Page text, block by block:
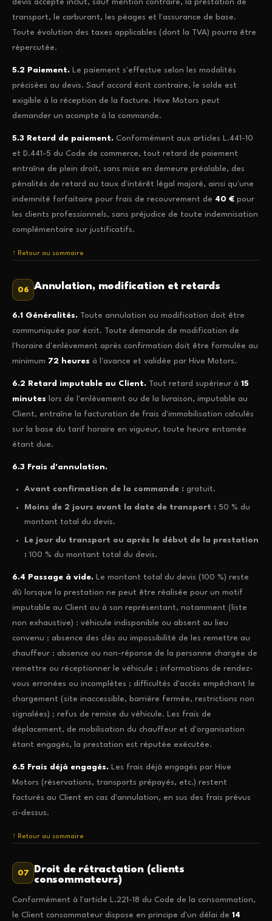
devis accepté inclut, sauf mention contraire, la prestation de
transport, le carburant, les péages et l'assurance de base.
Toute évolution des taxes applicables (dont la TVA) pourra être
répercutée.
5.2 Paiement. Le paiement s'effectue selon les modalités
précisées au devis. Sauf accord écrit contraire, le solde est
exigible à la réception de la facture. Hive Motors peut
demander un acompte à la commande.
5.3 Retard de paiement. Conformément aux articles L.441-10
et D.441-5 du Code de commerce, tout retard de paiement
entraîne de plein droit, sans mise en demeure préalable, des
pénalités de retard au taux d'intérêt légal majoré, ainsi qu'une
indemnité forfaitaire pour frais de recouvrement de 40 € pour
les clients professionnels, sans préjudice de toute indemnisation
complémentaire sur justificatifs.
↑ Retour au sommaire
06 Annulation, modification et retards
6.1 Généralités. Toute annulation ou modification doit être
communiquée par écrit. Toute demande de modification de
l'horaire d'enlèvement après confirmation doit être formulée au
minimum 72 heures à l'avance et validée par Hive Motors.
6.2 Retard imputable au Client. Tout retard supérieur à 15
minutes lors de l'enlèvement ou de la livraison, imputable au
Client, entraîne la facturation de frais d'immobilisation calculés
sur la base du tarif horaire en vigueur, toute heure entamée
étant due.
6.3 Frais d'annulation.
Avant confirmation de la commande : gratuit.
Moins de 2 jours avant la date de transport : 50 % du
montant total du devis.
Le jour du transport ou après le début de la prestation
: 100 % du montant total du devis.
6.4 Passage à vide. Le montant total du devis (100 %) reste
dû lorsque la prestation ne peut être réalisée pour un motif
imputable au Client ou à son représentant, notamment (liste
non exhaustive) : véhicule indisponible ou absent au lieu
convenu ; absence des clés ou impossibilité de les remettre au
chauffeur ; absence ou non-réponse de la personne chargée de
remettre ou réceptionner le véhicule ; informations de rendez-
vous erronées ou incomplètes ; difficultés d'accès empêchant le
chargement (site inaccessible, barrière fermée, restrictions non
signalées) ; refus de remise du véhicule. Les frais de
déplacement, de mobilisation du chauffeur et d'organisation
étant engagés, la prestation est réputée exécutée.
6.5 Frais déjà engagés. Les frais déjà engagés par Hive
Motors (réservations, transports prépayés, etc.) restent
facturés au Client en cas d'annulation, en sus des frais prévus
ci-dessus.
↑ Retour au sommaire
07
Droit de rétractation (clients
consommateurs)
Conformément à l'article L.221-18 du Code de la consommation,
le Client consommateur dispose en principe d'un délai de 14